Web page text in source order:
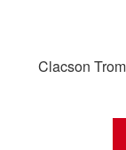
Clacson